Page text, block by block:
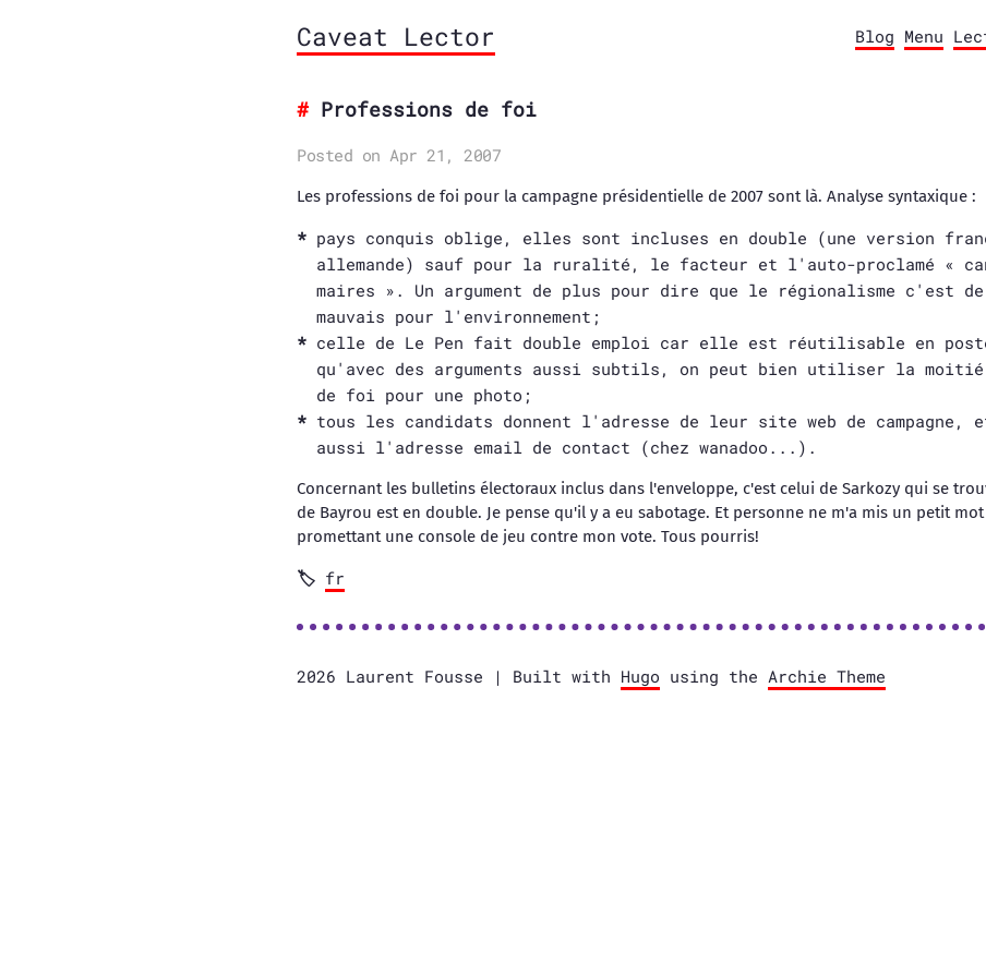
Caveat Lector Blog Menu
Professions de foi
Posted on Apr 21, 2007
Les professions de foi pour la campagne présidentielle de 2007 sont là. Analyse syntaxique :
pays conquis oblige, elles sont incluses en double (une version
allemande) sauf pour la ruralité, le facteur et l'auto-proclamé «
maires ». Un argument de plus pour dire que le régionalisme c'est
mauvais pour l'environnement;
celle de Le Pen fait double emploi car elle est réutilisable en
qu'avec des arguments aussi subtils, on peut bien utiliser la
de foi pour une photo;
tous les candidats donnent l'adresse de leur site web de campagne,
aussi l'adresse email de contact (chez wanadoo...).
Concernant les bulletins électoraux inclus dans l'enveloppe, c'est celui de Sarkozy qui se
de Bayrou est en double. Je pense qu'il y a eu sabotage. Et personne ne m'a mis un petit
promettant une console de jeu contre mon vote. Tous pourris!
fr
2026 Laurent Fousse | Built with Hugo using the Archie Theme